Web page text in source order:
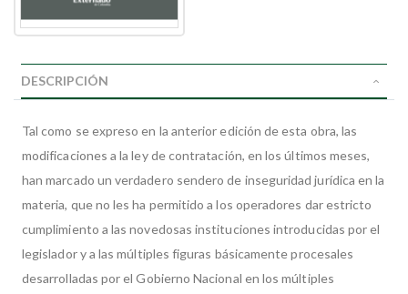
DESCRIPCIÓN
Tal como se expreso en la anterior edición de esta obra, las
modificaciones a la ley de contratación, en los últimos meses,
han marcado un verdadero sendero de inseguridad jurídica en la
materia, que no les ha permitido a los operadores dar estricto
cumplimiento a las novedosas instituciones introducidas por el
legislador y a las múltiples figuras básicamente procesales
desarrolladas por el Gobierno Nacional en los múltiples